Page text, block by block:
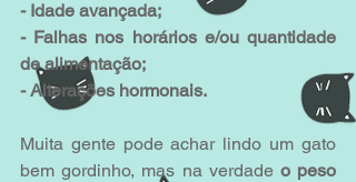
- Idade avançada;
- Falhas nos horários e/ou quantidade
de alimentação;
- Alterações hormonais.
Muita gente pode achar lindo um gato
bem gordinho, mas na verdade o peso